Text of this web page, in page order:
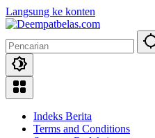
Langsung ke konten
Indeks Berita
Terms and Conditions